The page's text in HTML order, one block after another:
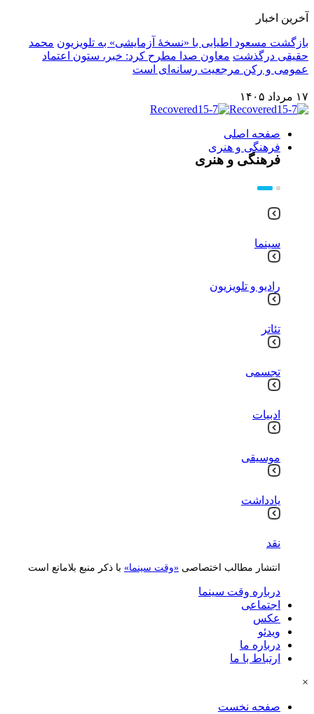
آخرین اخبار
بازگشت مسعود اطیابی با «نسخهٔ آزمایشی» به تلویزیون محمد
حقیقی درگذشت معاون صدا مطرح کرد: خبر، ستون اعتماد
عمومی و رکن مرجعیت رسانه‌ای است
۱۷ مرداد ۱۴۰۵
صفحه اصلی
فرهنگی و هنری
فرهنگی و هنری
سینما
رادیو و تلویزیون
تئاتر
تجسمی
ادبیات
موسیقی
یادداشت
نقد
انتشار مطالب اختصاصی «وقت سینما» با ذکر منبع بلامانع است
درباره وقت سینما
اجتماعی
عکس
ویدئو
درباره ما
ارتباط با ما
×
صفحه نخست